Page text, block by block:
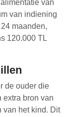
van
van indiening
maanden,
120.000 TL
de ouder die
extra bron van
van het kind. Dit